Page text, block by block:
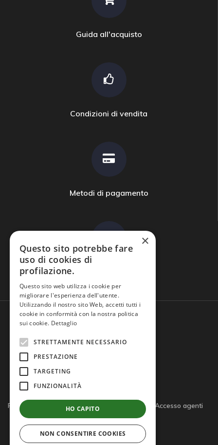
Guida all'acquisto
Condizioni di vendita
Metodi di pagamento
Domande frequenti
Privacy policy Cookie policy Note legali
Accesso agenti
×
Questo sito potrebbe fare
uso di cookies di
profilazione.
Questo sito web utilizza i cookie per
migliorare l'esperienza dell'utente.
Utilizzando il nostro sito Web, accetti tutti i
cookie in conformità con la nostra politica
sui cookie. Dettaglio
STRETTAMENTE NECESSARIO
PRESTAZIONE
TARGETING
FUNZIONALITÀ
HO CAPITO
NON CONSENTIRE COOKIES